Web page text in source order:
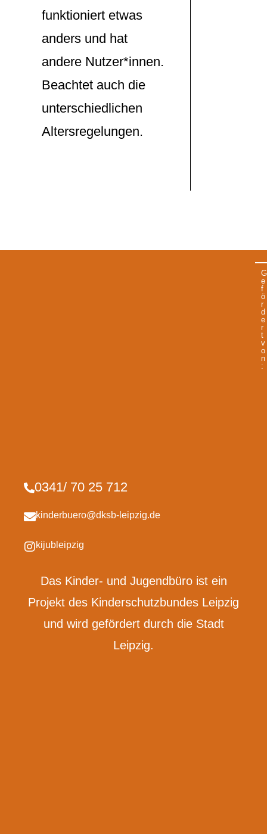
funktioniert etwas
anders und hat
andere Nutzer*innen.
Beachtet auch die
unterschiedlichen
Altersregelungen.
0341/ 70 25 712
kinderbuero@dksb-leipzig.de
kijubleipzig
Das Kinder- und Jugendbüro ist ein
Projekt des Kinderschutzbundes Leipzig
und wird gefördert durch die Stadt
Leipzig.
G
e
f
ö
r
d
e
r
t
v
o
n
: